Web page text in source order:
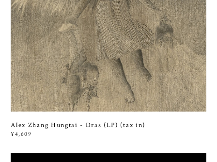
Alex Zhang Hungtai - Dras (LP) (tax in)
¥4,609